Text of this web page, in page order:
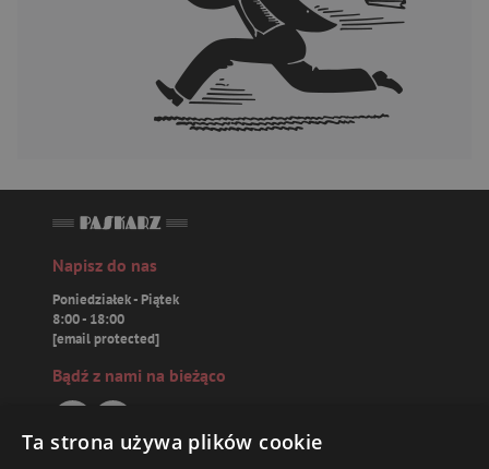
Napisz do nas
Poniedziałek - Piątek
8:00 - 18:00
[email protected]
Bądź z nami na bieżąco
Ta strona używa plików cookie